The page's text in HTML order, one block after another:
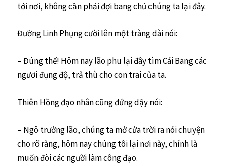
tới nơi, không cần phải đợi bang chủ chúng ta lại đây.
Đường Linh Phụng cười lên một tràng dài nói:
– Đúng thế! Hôm nay lão phu lại đây tìm Cái Bang các
ngươi đụng độ, trả thù cho con trai của ta.
Thiên Hồng đạo nhân cũng đứng dậy nói:
– Ngô trưởng lão, chúng ta mở cửa trời ra nói chuyện
cho rõ ràng, hôm nay chúng tôi lại nơi này, chính là
muốn đòi các người làm công đạo.